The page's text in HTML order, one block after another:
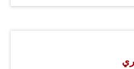
وجنوبها وشرقها وغربها
شدة الفقر غارت بعض
والجاه، ولم يكن حب